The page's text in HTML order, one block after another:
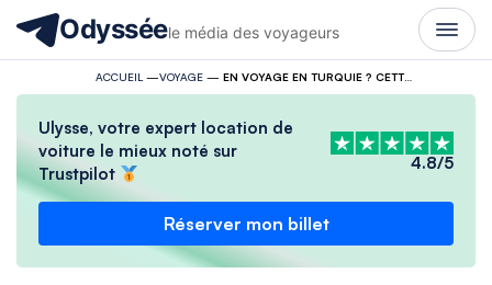
Odysséele média des voyageurs
ACCUEIL —VOYAGE— EN VOYAGE EN TURQUIE ? CETTE RÈGLE INCONTOURNABLE VOUS GARANTIT UN SÉJOUR INOUBLIABLE, RÉVÉLÉE PAR UN VRAI LOCAL D’ISTANBUL
Ulysse, votre expert location de
voiture le mieux noté sur
Trustpilot
4.8/5
Réserver mon billet